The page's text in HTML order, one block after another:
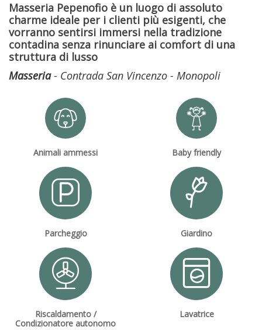
Masseria Pepenofio è un luogo di assoluto
charme ideale per i clienti più esigenti, che
vorranno sentirsi immersi nella tradizione
contadina senza rinunciare ai comfort di una
struttura di lusso
Masseria- Contrada San Vincenzo - Monopoli
Animali ammessi Baby friendly
Parcheggio Giardino
Riscaldamento /
Condizionatore autonomo
Lavatrice